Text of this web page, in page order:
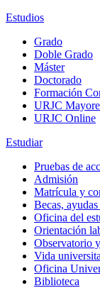
Estudios
Grado
Doble Grado
Máster
Doctorado
Formación
URJC
URJC Online
Estudiar
Pruebas de
Admisión
Matrícula y
Becas,
Oficina del
Orientación
Observatorio
Vida
Oficina
Biblioteca